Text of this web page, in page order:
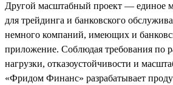
Другой масштабный проект — единое
для трейдинга и банковского
немного компаний, имеющих и
приложение. Соблюдая требования по
нагрузки, отказоустойчивости и
«Фридом Финанс» разрабатывает